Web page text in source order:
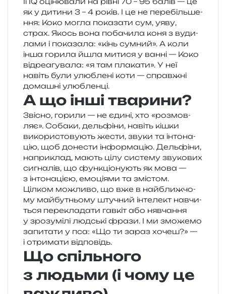
як у дити­ни 3 – 4 років. І це не пере­біль­ше­
н­ня: Коко могла пока­за­ти сум, уяву,
страх. Якось вона поба­чи­ла коня з вуди­
ла­ми і пока­за­ла: «кінь сум­ний». А коли
інша гори­ла йшла мити­ся у ванні — Коко
від­ре­а­гу­ва­ла: «я там пла­ка­ти». У неї
навіть були улю­бле­ні коти — справ­жні
дома­шні улюбленці.
А що інші тварини?
Звісно, гори­ли — не єдині, хто «роз­мов­
ляє». Собаки, дель­фі­ни, навіть кішки
вико­ри­сто­ву­ють жести, звуки та інто­на­
цію, щоб доне­сти інфор­ма­цію. Дельфіни,
напри­клад, мають цілу систе­му зву­ко­вих
сигна­лів, що фун­кціо­ну­ють як мова —
з інто­на­ці­єю, емо­ці­я­ми та змістом.
Цілком можли­во, що вже в най­ближ­чо­
му май­бу­тньо­му шту­чний інте­лект навчи­
ться пере­кла­да­ти гав­кіт або няв­ча­н­ня
у зро­зумі­лі люд­ські фрази. І ми змо­же­мо
запи­та­ти у пса: «Що ти зараз хочеш?» —
і отри­ма­ти відповідь.
Що спільного
з людьми (і чому це